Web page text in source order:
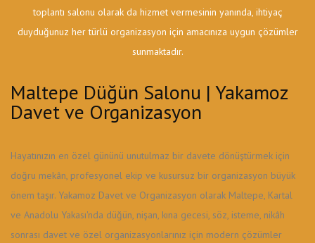
toplantı salonu olarak da hizmet vermesinin yanında, ihtiyaç
duyduğunuz her türlü organizasyon için amacınıza uygun çözümler
sunmaktadır.
Maltepe Düğün Salonu | Yakamoz
Davet ve Organizasyon
Hayatınızın en özel gününü unutulmaz bir davete dönüştürmek için
doğru mekân, profesyonel ekip ve kusursuz bir organizasyon büyük
önem taşır. Yakamoz Davet ve Organizasyon olarak Maltepe, Kartal
ve Anadolu Yakası'nda düğün, nişan, kına gecesi, söz, isteme, nikâh
sonrası davet ve özel organizasyonlarınız için modern çözümler